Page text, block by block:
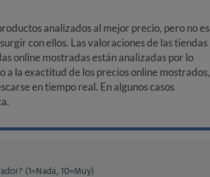
analizados al mejor precio, pero no es
con ellos. Las valoraciones de las tiendas
online mostradas están analizadas por lo
a la exactitud de los precios online mostrados,
en tiempo real. En algunos casos